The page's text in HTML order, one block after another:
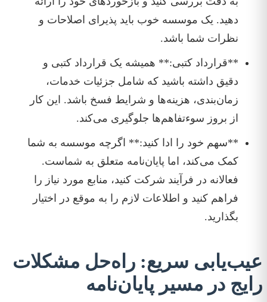
دهید. یک موسسه خوب باید پذیرای اصلاحات و
نظرات شما باشد.
**قرارداد کتبی:** همیشه یک قرارداد کتبی و
دقیق داشته باشید که شامل جزئیات خدمات،
زمان‌بندی، هزینه‌ها و شرایط فسخ باشد. این کار
از بروز سوءتفاهم‌ها جلوگیری می‌کند.
**سهم خود را ادا کنید:** اگرچه موسسه به شما
کمک می‌کند، اما پایان‌نامه متعلق به شماست.
فعالانه در فرآیند شرکت کنید، منابع مورد نیاز را
فراهم کنید و اطلاعات لازم را به موقع در اختیار
بگذارید.
عیب‌یابی سریع: راه‌حل مشکلات
رایج در مسیر پایان‌نامه